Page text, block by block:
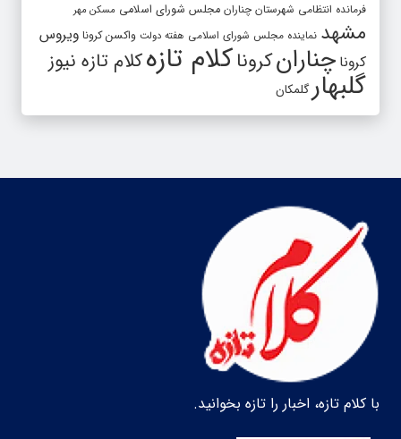
فرمانده انتظامی شهرستان چناران مجلس شورای اسلامی مسکن مهر
مشهد نماینده مجلس شورای اسلامی هفته دولت واکسن کرونا ویروس
کرونا چنارانکروناکلام تازهکلام تازه نیوز
گلبهارگلمکان
با کلام تازه، اخبار را تازه بخوانید.